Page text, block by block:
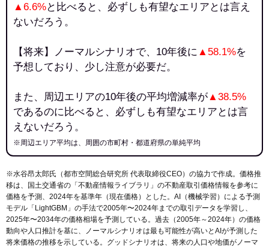
▲6.6%と比べると、必ずしも有望なエリアとは言え
ないだろう。
【将来】ノーマルシナリオで、10年後に ▲58.1%を
予想しており、少し注意が必要だ。
また、周辺エリアの10年後の平均増減率が▲38.5%
であるのに比べると、必ずしも有望なエリアとは言
えないだろう。
※周辺エリア平均は、周囲の市町村・都道府県の単純平均
※水谷昂太郎氏（都市空間総合研究所 代表取締役CEO）の協力で作成。価格推
移は、国土交通省の「 不動産情報ライブラリ 」の不動産取引価格情報を参考に
価格を予測、2024年を基準年（現在価格）とした。AI（機械学習）による予測
モデル「LightGBM」の手法で2005年〜2024年までの取引データを学習し、
2025年〜2034年の価格相場を予測している。過去（2005年～2024年）の価格
動向や人口推計を基に、ノーマルシナリオは最も可能性が高いとAIが予測した
将来価格の推移を示している。グッドシナリオは、将来の人口や地価がノーマ